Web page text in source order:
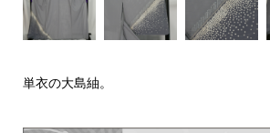
単衣の大島紬。